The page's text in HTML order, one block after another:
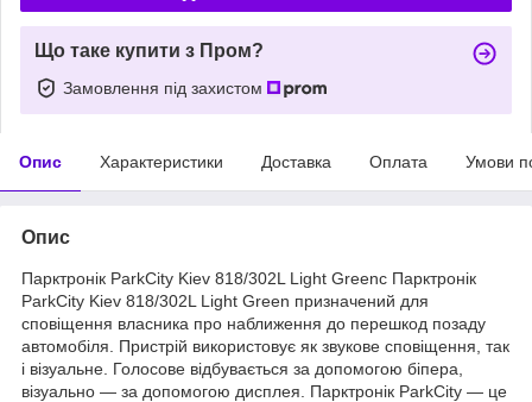
Що таке купити з Пром?
Замовлення під захистом
Опис Характеристики Доставка Оплата Умови
Опис
Парктронік ParkCity Kiev 818/302L Light Greenc Парктронік
ParkCity Kiev 818/302L Light Green призначений для
сповіщення власника про наближення до перешкод позаду
автомобіля. Пристрій використовує як звукове сповіщення, так
і візуальне. Голосове відбувається за допомогою біпера,
візуально — за допомогою дисплея. Парктронік ParkCity — це